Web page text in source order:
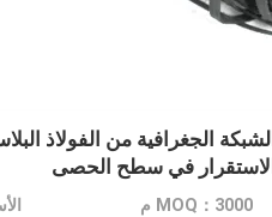
الشبكة الجغرافية من الفولاذ
الاستقرار في سطح الحصى
MOQ：3000 م